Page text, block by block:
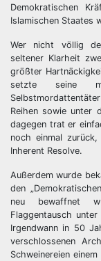
Demokratischen
Islamischen Staates
Wer nicht völlig
seltener Klarheit
größter
setzte seine
Reihen sowie unter
dagegen trat er
noch einmal
Inherent Resolve.
Außerdem wurde
den
neu bewaffnet
Flaggentausch
Irgendwann in 50
verschlossenen
Schweinereien